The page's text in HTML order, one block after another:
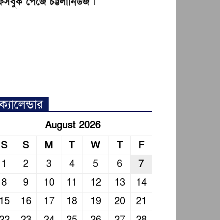
August 2026
S
S M T W T
F
1
2 3 4 5 6
7
8
9 10 11 12 13
14
16 17 18 19 20
21